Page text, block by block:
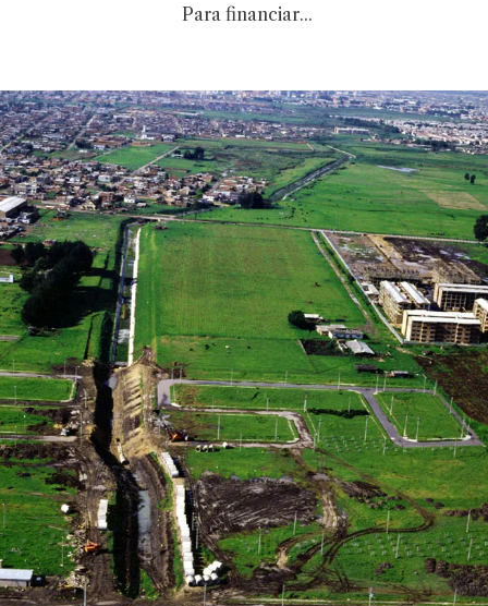
Para financiar...